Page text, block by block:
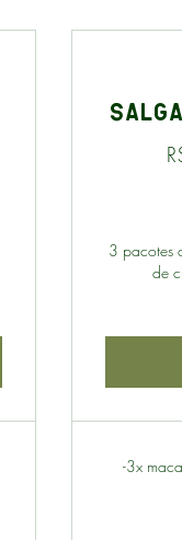
3 pacotes
de
-3x